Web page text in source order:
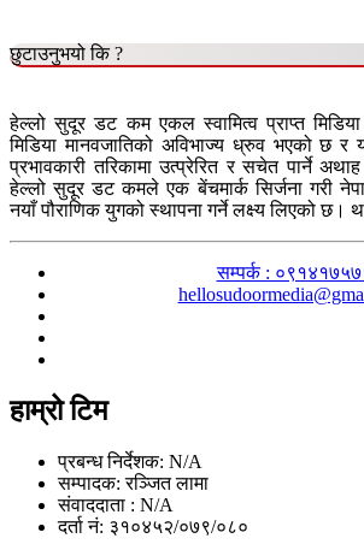
छुटाउनुभयो कि ?
हेल्लो सुदूर डट कम एकल स्वामित्व प्राप्त
मिडिया मानवजातिको अविभाज्य ध्रुव भएको छ र
प्रभावकारी तरिकामा उत्प्रेरित र सचेत पार्ने
हेल्लो सुदूर डट कमले एक बेंचमार्क सिर्जना गरी
नयाँ पौराणिक युगको स्थापना गर्ने लक्ष्य लिएको छ।
सम्पर्क :
हाम्रो टिम
प्रबन्ध निर्देशक: N/A
सम्पादक: रञ्जित लामा
संवाददाता : N/A
दर्ता नं: ३१०४५२/०७९/०८०